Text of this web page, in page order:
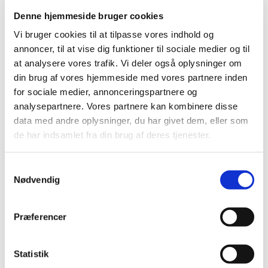
Denne hjemmeside bruger cookies
Vi bruger cookies til at tilpasse vores indhold og
annoncer, til at vise dig funktioner til sociale medier og til
at analysere vores trafik. Vi deler også oplysninger om
din brug af vores hjemmeside med vores partnere inden
for sociale medier, annonceringspartnere og
analysepartnere. Vores partnere kan kombinere disse
data med andre oplysninger, du har givet dem, eller som
de har indsamlet fra din brug af deres tjenester.
Nødvendig
Præferencer
Statistik
Lægemiddelstyrelsen har givet ny tilladelse til ordination
og udlevering af udenlandsk lægemiddel…
PRAC: Øget risiko for aspiration og
aspirationspneumoni hos patienter, der får
GLP-1-medicin
| 12. juli 2024
Den europæiske bivirkningskomité PRAC vurderer, at
patienter, der får GLP-1-analoger (diabetes- og…
PRAC-vurderer-aspirationspneumoni
|10. juli 2024